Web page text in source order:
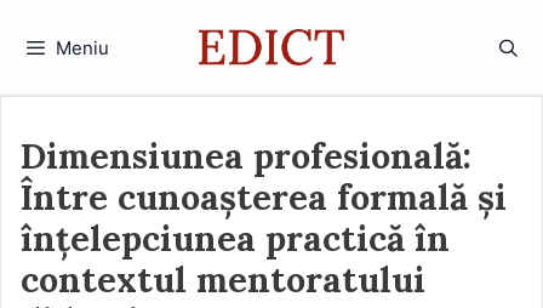
Meniu
Dimensiunea profesională:
Între cunoașterea formală și
înțelepciunea practică în
contextul mentoratului